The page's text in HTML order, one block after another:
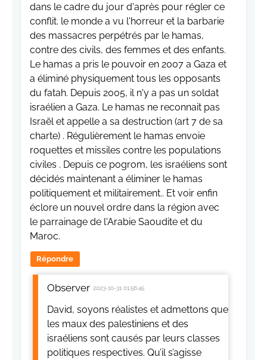
dans le cadre du jour d'après pour régler ce
conflit. le monde a vu l'horreur et la barbarie
des massacres perpétrés par le hamas,
contre des civils, des femmes et des enfants.
Le hamas a pris le pouvoir en 2007 a Gaza et
a éliminé physiquement tous les opposants
du fatah. Depuis 2005, il n'y a pas un soldat
israélien a Gaza. Le hamas ne reconnait pas
Israël et appelle a sa destruction (art 7 de sa
charte) . Régulièrement le hamas envoie
roquettes et missiles contre les populations
civiles . Depuis ce pogrom, les israéliens sont
décidés maintenant a éliminer le hamas
politiquement et militairement.. Et voir enfin
éclore un nouvel ordre dans la région avec
le parrainage de l'Arabie Saoudite et du
Maroc.
Répondre
Observer 2023-10-31 01:56:45
David, soyons réalistes et admettons que
les maux des palestiniens et des
israéliens sont causés par leurs classes
politiques respectives. Qu’il s’agisse